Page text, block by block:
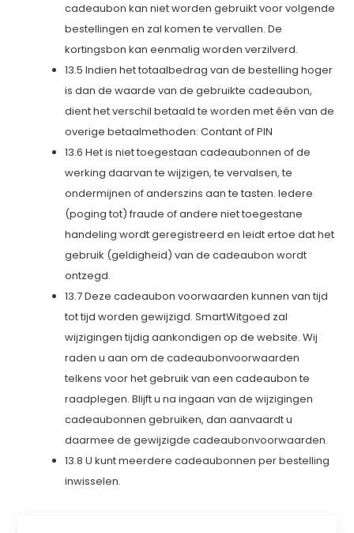
cadeaubon kan niet worden gebruikt voor volgende
bestellingen en zal komen te vervallen. De
kortingsbon kan eenmalig worden verzilverd.
13.5 Indien het totaalbedrag van de bestelling hoger
is dan de waarde van de gebruikte cadeaubon,
dient het verschil betaald te worden met één van de
overige betaalmethoden: Contant of PIN
13.6 Het is niet toegestaan cadeaubonnen of de
werking daarvan te wijzigen, te vervalsen, te
ondermijnen of anderszins aan te tasten. Iedere
(poging tot) fraude of andere niet toegestane
handeling wordt geregistreerd en leidt ertoe dat het
gebruik (geldigheid) van de cadeaubon wordt
ontzegd.
13.7 Deze cadeaubon voorwaarden kunnen van tijd
tot tijd worden gewijzigd. SmartWitgoed zal
wijzigingen tijdig aankondigen op de website. Wij
raden u aan om de cadeaubonvoorwaarden
telkens voor het gebruik van een cadeaubon te
raadplegen. Blijft u na ingaan van de wijzigingen
cadeaubonnen gebruiken, dan aanvaardt u
daarmee de gewijzigde cadeaubonvoorwaarden.
13.8 U kunt meerdere cadeaubonnen per bestelling
inwisselen.